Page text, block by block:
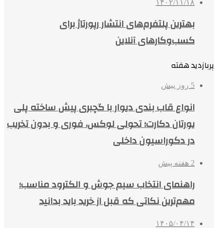
۱۴۰۲/۱۱/۱۸
بهترین پلتفرم‌های انتشار رپورتاژ برای
کسب‌وکارهای آنلاین
پربازدید هفته
5 روز پیش
انواع قاب بندی دیوار با گچبری پیش ساخته پلی
یورتان دکارت؛ تحولی لوکس، فوری و بدون تخریب
در دکوراسیون داخلی
2 هفته پیش
راهنمای انتخاب سیم جوش و الکترود مناسب؛
مهم‌ترین نکاتی که قبل از خرید باید بدانید
۱۴۰۵/۰۴/۱۴